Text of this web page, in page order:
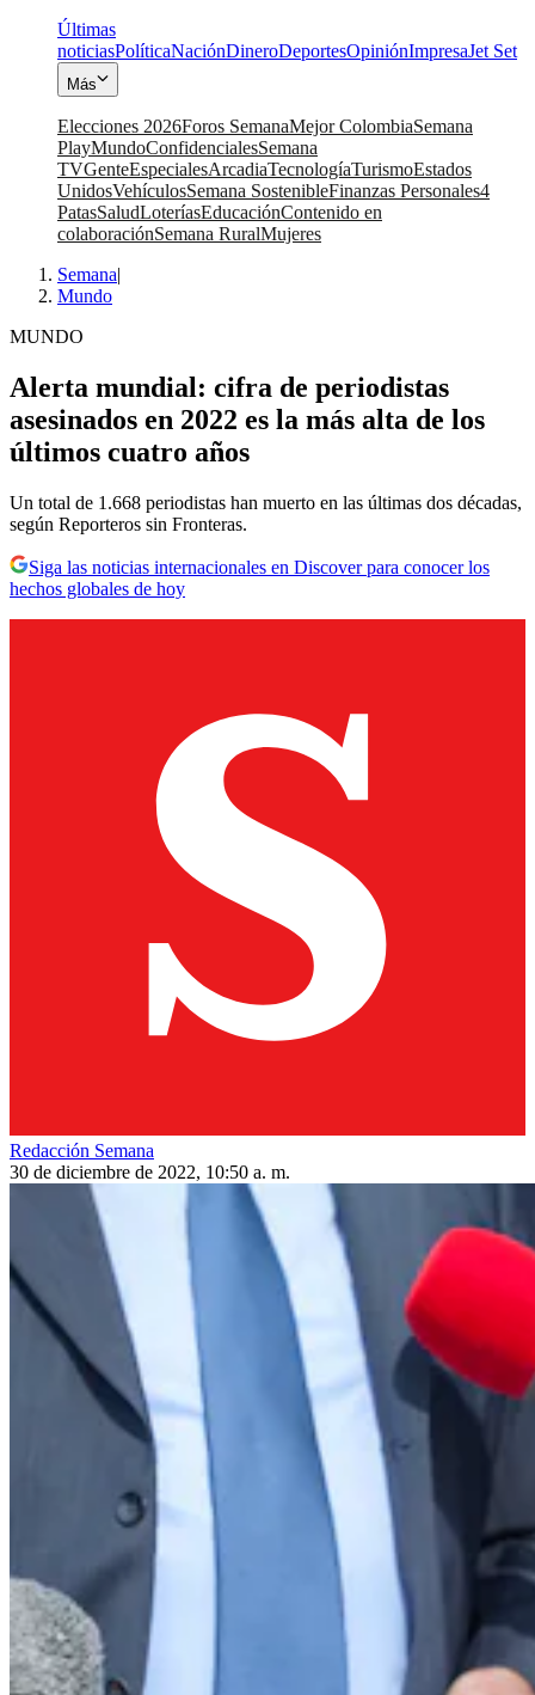
Últimas
noticiasPolíticaNaciónDineroDeportesOpiniónImpresaJet Set
Más
Elecciones 2026Foros SemanaMejor ColombiaSemana
PlayMundoConfidencialesSemana
TVGenteEspecialesArcadiaTecnologíaTurismoEstados
UnidosVehículosSemana SostenibleFinanzas Personales4
PatasSaludLoteríasEducaciónContenido en
colaboraciónSemana RuralMujeres
Semana|
Mundo
MUNDO
Alerta mundial: cifra de periodistas
asesinados en 2022 es la más alta de los
últimos cuatro años
Un total de 1.668 periodistas han muerto en las últimas dos décadas,
según Reporteros sin Fronteras.
Siga las noticias internacionales en Discover para conocer los
hechos globales de hoy
Redacción Semana
30 de diciembre de 2022, 10:50 a. m.